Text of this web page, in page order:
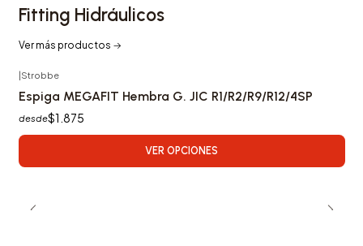
Fitting Hidráulicos
Ver más productos
|Strobbe
Espiga MEGAFIT Hembra G. JIC R1/R2/R9/R12/4SP
desde$1.875
VER OPCIONES